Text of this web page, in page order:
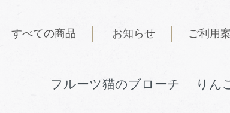
すべての商品 お知らせ ご利用
フルーツ猫のブローチ りん